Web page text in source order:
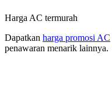
Harga AC termurah
Dapatkan harga promosi AC
penawaran menarik lainnya.